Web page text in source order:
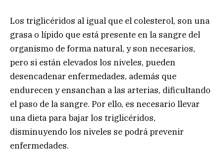
Los triglicéridos al igual que el colesterol, son una
grasa o lípido que está presente en la sangre del
organismo de forma natural, y son necesarios,
pero si están elevados los niveles, pueden
desencadenar enfermedades, además que
endurecen y ensanchan a las arterias, dificultando
el paso de la sangre. Por ello, es necesario llevar
una dieta para bajar los triglicéridos,
disminuyendo los niveles se podrá prevenir
enfermedades.